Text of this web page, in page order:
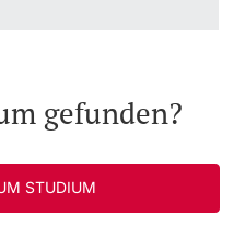
gefunden?
STUDIUM